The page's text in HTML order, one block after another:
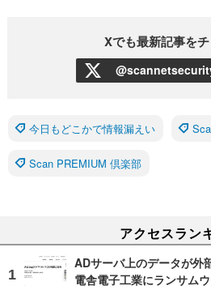
Xでも最新記事をチ
今日もどこかで情報漏えい
Scan PREMIUM 倶楽部
アクセスラン
ADサーバ上のデータが
電舎電子工業にランサム